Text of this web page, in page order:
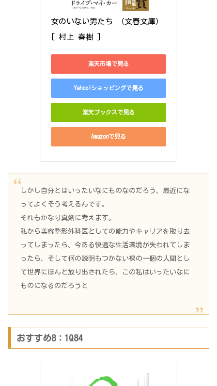
女のいない男たち （文春文庫）
[ 村上 春樹 ]
楽天市場で見る
Yahoo!ショッピングで見る
楽天ブックスで見る
Amazonで見る
しかし自分とはいったいなにものなのだろう、最近にな
ってよくそう考えるんです。
それもかなり真剣に考えます。
私から美容整形外科医としての能力やキャリアを取り去
ってしまったら、今ある快適な生活環境が失われてしま
ったら、そして何の説明もつかない裸の一個の人間とし
て世界にぽんと放り出されたら、この私はいったいなに
ものになるのだろうと
おすすめ8：1Q84